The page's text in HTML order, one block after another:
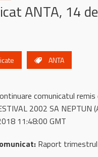
ANTA, 14
ANTA
comunicatul
2002 SA NEPTUN
11:48:00 GMT
Raport